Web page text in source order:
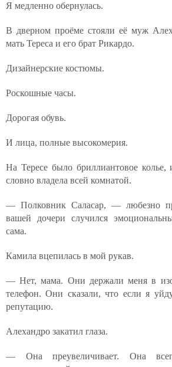
Я медленно обернулась.
В дверном проёме стояли её муж
мать Тереса и его брат Рикардо.
Дизайнерские костюмы.
Роскошные часы.
Дорогая обувь.
И лица, полные высокомерия.
На Тересе было бриллиантовое колье,
словно владела всей комнатой.
— Полковник Саласар, — любезно
вашей дочери случился
сама.
Камила вцепилась в мой рукав.
— Нет, мама. Они держали меня в
телефон. Они сказали, что если я
репутацию.
Алехандро закатил глаза.
— Она преувеличивает. Она